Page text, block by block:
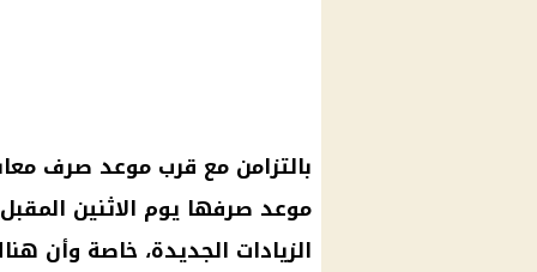
بالتزامن مع قرب موعد صرف
موعد صرفها يوم الاثنين
الزيادات الجديدة، خاصة وأن